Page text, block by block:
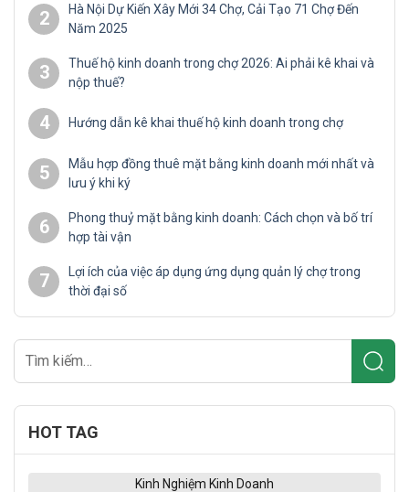
2
Hà Nội Dự Kiến Xây Mới 34 Chợ, Cải Tạo 71 Chợ Đến
Năm 2025
3
Thuế hộ kinh doanh trong chợ 2026: Ai phải kê khai và
nộp thuế?
4 Hướng dẫn kê khai thuế hộ kinh doanh trong chợ
5
Mẫu hợp đồng thuê mặt bằng kinh doanh mới nhất và
lưu ý khi ký
6
Phong thuỷ mặt bằng kinh doanh: Cách chọn và bố trí
hợp tài vận
7
Lợi ích của việc áp dụng ứng dụng quản lý chợ trong
thời đại số
HOT TAG
Kinh Nghiệm Kinh Doanh